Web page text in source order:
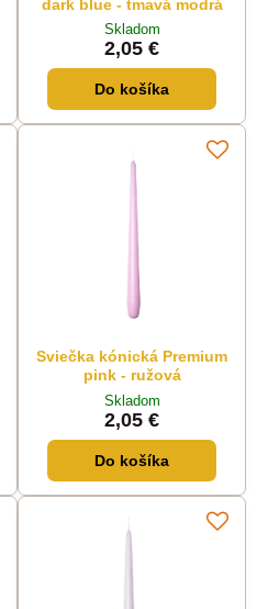
dark blue - tmavá modrá
Skladom
2,05 €
Do košíka
Sviečka kónická Premium
pink - ružová
Skladom
2,05 €
Do košíka